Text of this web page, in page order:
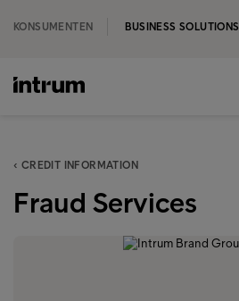
KONSUMENTEN BUSINESS SOLUTIONS
‹ CREDIT INFORMATION
Fraud Services